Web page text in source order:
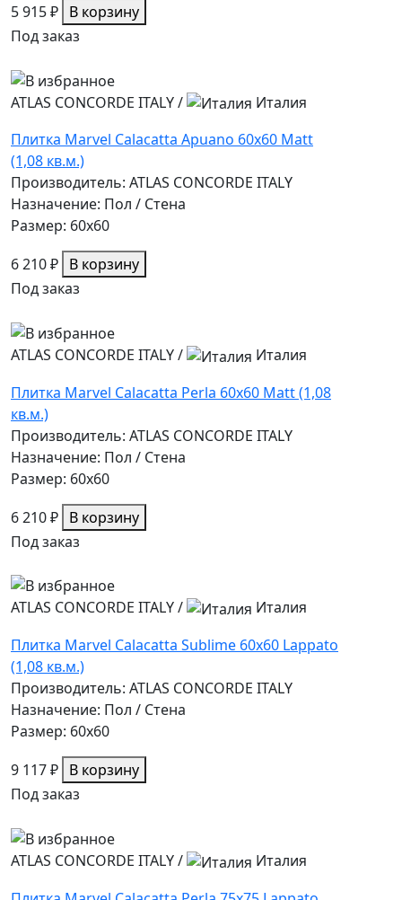
5 915 ₽ В корзину
Под заказ
ATLAS CONCORDE ITALY/
Италия
Плитка Marvel Calacatta Apuano 60x60 Matt
(1,08 кв.м.)
Производитель: ATLAS CONCORDE ITALY
Назначение: Пол / Стена
Размер: 60x60
6 210 ₽ В корзину
Под заказ
ATLAS CONCORDE ITALY/
Италия
Плитка Marvel Calacatta Perla 60x60 Matt (1,08
кв.м.)
Производитель: ATLAS CONCORDE ITALY
Назначение: Пол / Стена
Размер: 60x60
6 210 ₽ В корзину
Под заказ
ATLAS CONCORDE ITALY/
Италия
Плитка Marvel Calacatta Sublime 60x60 Lappato
(1,08 кв.м.)
Производитель: ATLAS CONCORDE ITALY
Назначение: Пол / Стена
Размер: 60x60
9 117 ₽ В корзину
Под заказ
ATLAS CONCORDE ITALY/
Италия